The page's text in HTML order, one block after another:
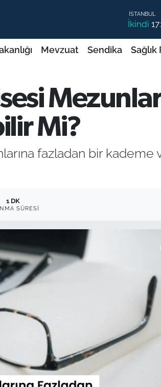
İkindi
Mevzuat Sendika Sağlık
Mi?
fazladan bir kademe
1 DK
SÜRESI